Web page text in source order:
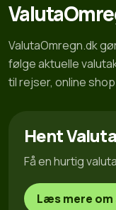
ValutaOmregn.dk
følge aktuelle
til rejser, online
Hent
Få en hurtig
Læs mere om